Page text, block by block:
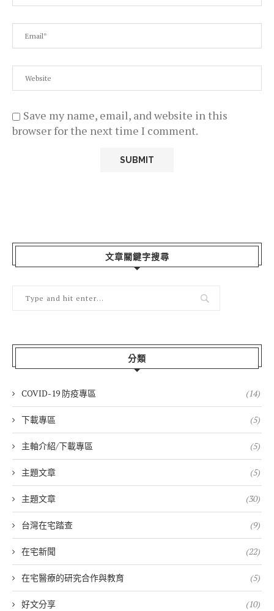
Save my name, email, and website in this
browser for the next time I comment.
文章關鍵字搜尋
分類
COVID-19 防疫專區 (14)
下載專區 (5)
主軸介紹/下載專區 (5)
主題文章 (5)
主題文章 (30)
台灣在宅踏查 (9)
在宅新聞 (22)
在宅醫療的研究合作與教育 (5)
好文分享 (10)